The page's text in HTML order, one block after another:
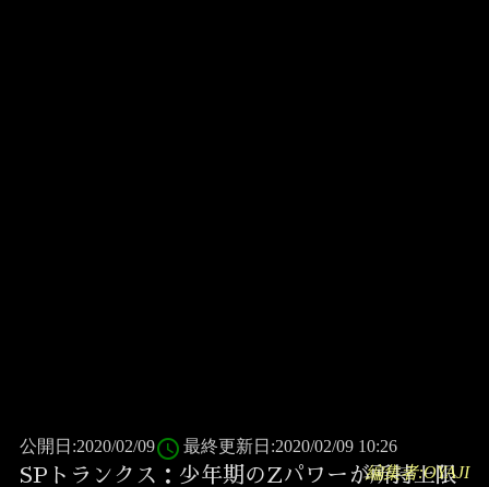
公開日:2020/02/09access_time 最終更新日:2020/02/09 10:26
SPトランクス：少年期のZパワーが所持上限
編集者:OYAJI